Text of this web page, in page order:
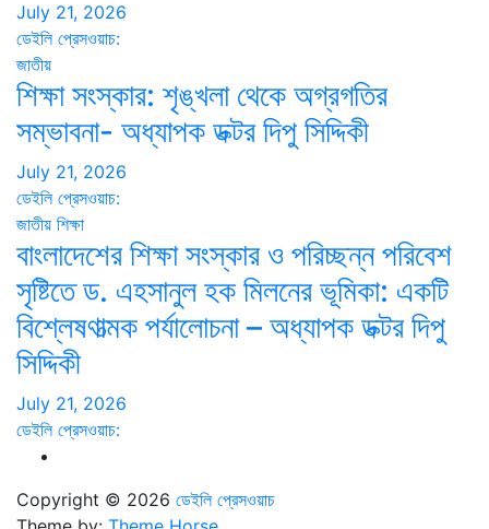
July 21, 2026
ডেইলি প্রেসওয়াচ:
জাতীয়
শিক্ষা সংস্কার: শৃঙ্খলা থেকে অগ্রগতির
সম্ভাবনা- অধ্যাপক ডক্টর দিপু সিদ্দিকী
July 21, 2026
ডেইলি প্রেসওয়াচ:
জাতীয় শিক্ষা
বাংলাদেশের শিক্ষা সংস্কার ও পরিচ্ছন্ন পরিবেশ
সৃষ্টিতে ড. এহসানুল হক মিলনের ভূমিকা: একটি
বিশ্লেষণাত্মক পর্যালোচনা – অধ্যাপক ডক্টর দিপু
সিদ্দিকী
July 21, 2026
ডেইলি প্রেসওয়াচ:
Copyright © 2026 ডেইলি প্রেসওয়াচ